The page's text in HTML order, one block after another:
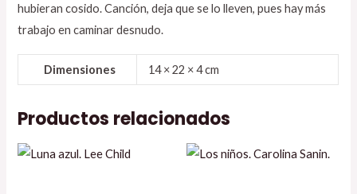
hubieran cosido. Canción, deja que se lo lleven, pues hay más
trabajo en caminar desnudo.
Dimensiones 14 × 22 × 4 cm
Productos relacionados